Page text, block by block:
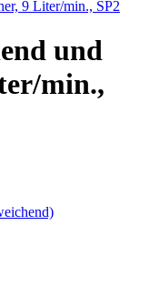
und
min.,